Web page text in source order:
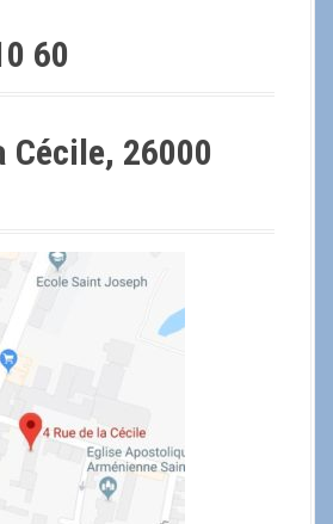
60
Cécile, 26000